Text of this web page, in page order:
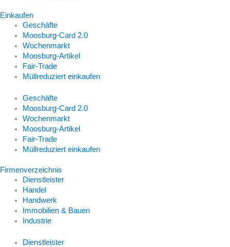
Einkaufen
Geschäfte
Moosburg-Card 2.0
Wochenmarkt
Moosburg-Artikel
Fair-Trade
Müllreduziert einkaufen
Geschäfte
Moosburg-Card 2.0
Wochenmarkt
Moosburg-Artikel
Fair-Trade
Müllreduziert einkaufen
Firmenverzeichnis
Dienstleister
Handel
Handwerk
Immobilien & Bauen
Industrie
Dienstleister